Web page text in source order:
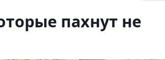
пахнут не